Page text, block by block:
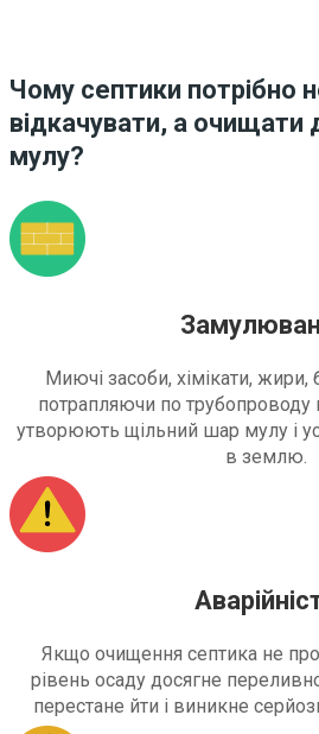
Чому септики потрібно
відкачувати, а очищати
мулу?
Миючі засоби, хімікати, жири,
потрапляючи по трубопроводу
утворюють щільний шар мулу і
в землю.
Якщо очищення септика не
рівень осаду досягне
перестане йти і виникне